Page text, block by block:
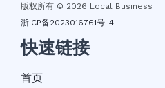
版权所有 © 2026 Local Business
浙ICP备2023016761号-4
快速链接
首页